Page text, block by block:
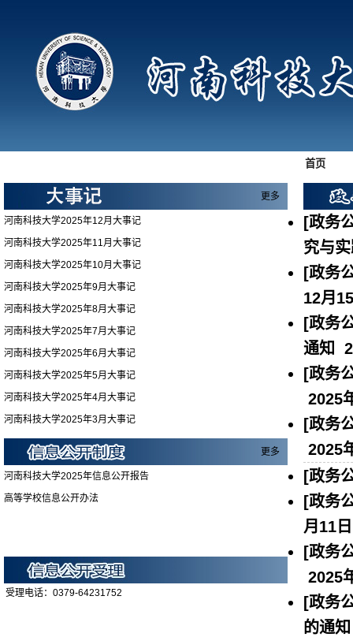
首页
更多
河南科技大学2025年12月大事记
河南科技大学2025年11月大事记
河南科技大学2025年10月大事记
河南科技大学2025年9月大事记
河南科技大学2025年8月大事记
河南科技大学2025年7月大事记
河南科技大学2025年6月大事记
河南科技大学2025年5月大事记
河南科技大学2025年4月大事记
河南科技大学2025年3月大事记
更多
河南科技大学2025年信息公开报告
高等学校信息公开办法
受理电话：0379-64231752
[政务
究与
[政务
12月
[政务
通知
[政务
2025
[政务
2025
[政务
[政务
月11
[政务
2025
[政务
的通知